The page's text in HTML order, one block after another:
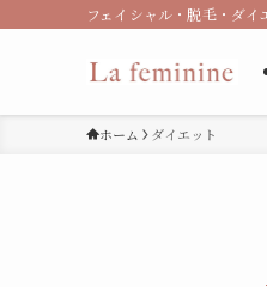
フェイシャル・脱毛・ダ
ホーム ダイエット